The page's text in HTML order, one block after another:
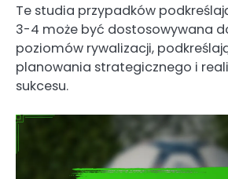
Te studia przypadków
3-4 może być dostosowywana
poziomów rywalizacji,
planowania strategicznego i
sukcesu.